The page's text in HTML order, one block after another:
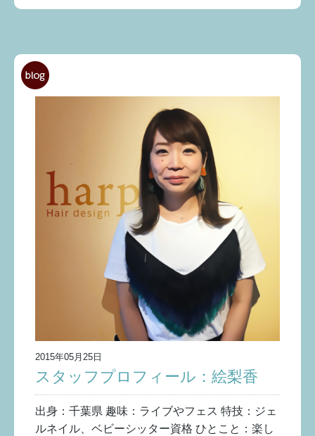
2015年05月25日
スタッフプロフィール：絵梨香
出身：千葉県 趣味：ライブやフェス 特技：ジェ
ルネイル、ベビーシッター資格 ひとこと：楽し